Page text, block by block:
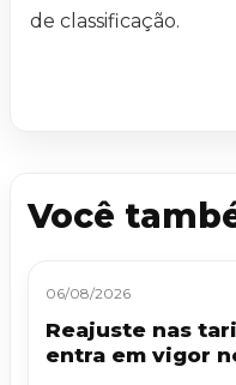
de classificação.
Você
06/08/2026
Reajuste nas
entra em vigor